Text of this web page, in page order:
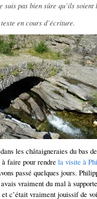
suis pas bien sûre qu’ils
en cours d’écriture.
les châtaigneraies du bas
faire pour rendre la visite à
passé quelques jours.
vraiment du mal à
c’était vraiment jouissif de